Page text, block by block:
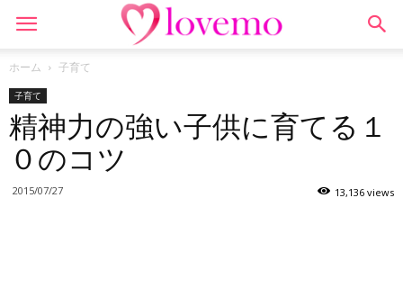
ホーム 子育て
子育て
精神力の強い子供に育てる１
０のコツ
2015/07/27 13,136 views